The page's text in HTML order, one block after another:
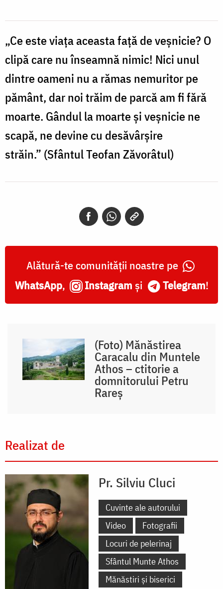
„Ce este viaţa aceasta faţă de veşnicie? O
clipă care nu înseamnă nimic! Nici unul
dintre oameni nu a rămas nemuritor pe
pământ, dar noi trăim de parcă am fi fără
moarte. Gândul la moarte şi veşnicie ne
scapă, ne devine cu desăvârşire
străin.” (Sfântul Teofan Zăvorâtul)
Alătură-te comunității noastre pe
WhatsApp, Instagram și Telegram!
(Foto) Mănăstirea
Caracalu din Muntele
Athos – ctitorie a
domnitorului Petru
Rareş
Realizat de
Pr. Silviu Cluci
Cuvinte ale autorului
Video
Fotografii
Locuri de pelerinaj
Sfântul Munte Athos
Mănăstiri și biserici